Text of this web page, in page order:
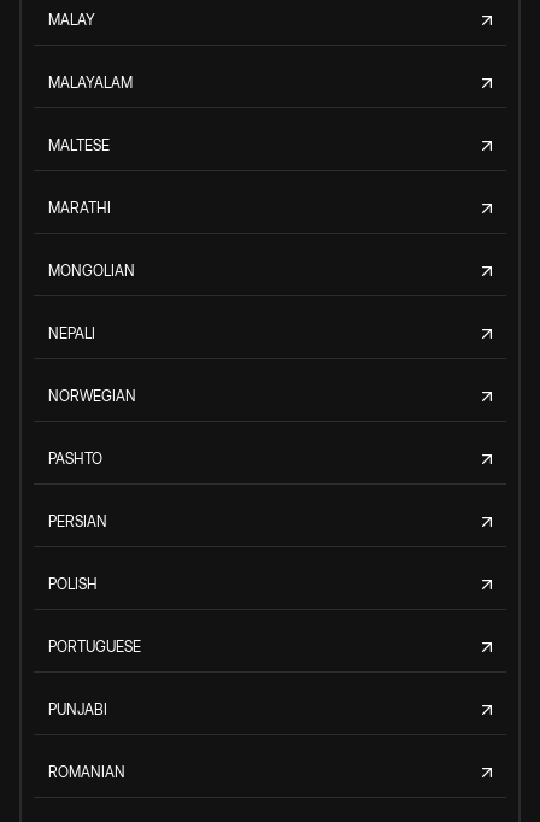
MALAY
MALAYALAM
MALTESE
MARATHI
MONGOLIAN
NEPALI
NORWEGIAN
PASHTO
PERSIAN
POLISH
PORTUGUESE
PUNJABI
ROMANIAN